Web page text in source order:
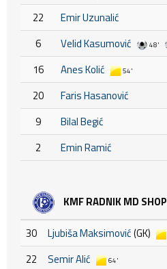
22
Emir Uzunalić
6
Velid Kasumović 48'
16 Anes Kolić 54'
20
Faris Hasanović
9
Bilal Begić
2
Emin Ramić
KMF RADNIK MD SHOP
30 Ljubiša Maksimović(GK)
22 Semir Alić 64'